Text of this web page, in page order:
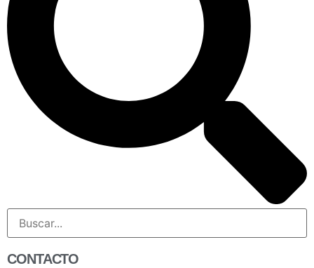
CONTACTO